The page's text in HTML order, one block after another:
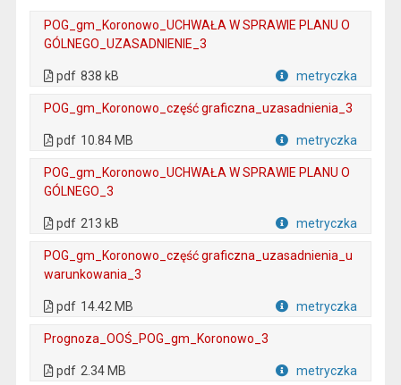
POG_gm_Koronowo_UCHWAŁA W SPRAWIE PLANU O
GÓLNEGO_UZASADNIENIE_3
pdf 838 kB metryczka
POG_gm_Koronowo_część graficzna_uzasadnienia_3
pdf 10.84 MB metryczka
POG_gm_Koronowo_UCHWAŁA W SPRAWIE PLANU O
GÓLNEGO_3
pdf 213 kB metryczka
POG_gm_Koronowo_część graficzna_uzasadnienia_u
warunkowania_3
pdf 14.42 MB metryczka
Prognoza_OOŚ_POG_gm_Koronowo_3
pdf 2.34 MB metryczka